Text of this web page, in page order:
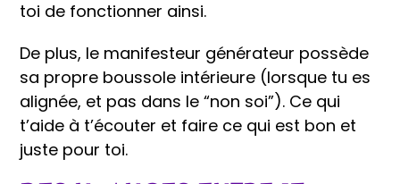
toi de fonctionner ainsi.
De plus, le manifesteur générateur possède
sa propre boussole intérieure (lorsque tu es
alignée, et pas dans le “non soi”). Ce qui
t’aide à t’écouter et faire ce qui est bon et
juste pour toi.